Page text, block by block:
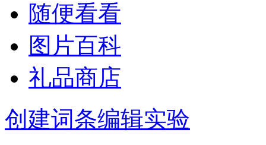
随便看看
图片百科
礼品商店
创建词条编辑实验